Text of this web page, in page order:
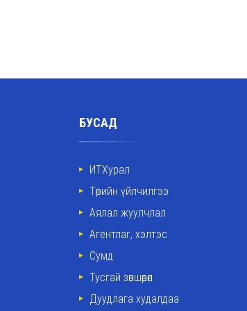
БУСАД
ИТХурал
Төрийн үйлчилгээ
Аялал жуулчлал
Агентлаг, хэлтэс
Сумд
Тусгай зөвшөөрөл
Дуудлага худалдаа